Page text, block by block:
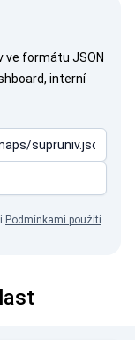
ve formátu JSON
interní
Podmínkami použití